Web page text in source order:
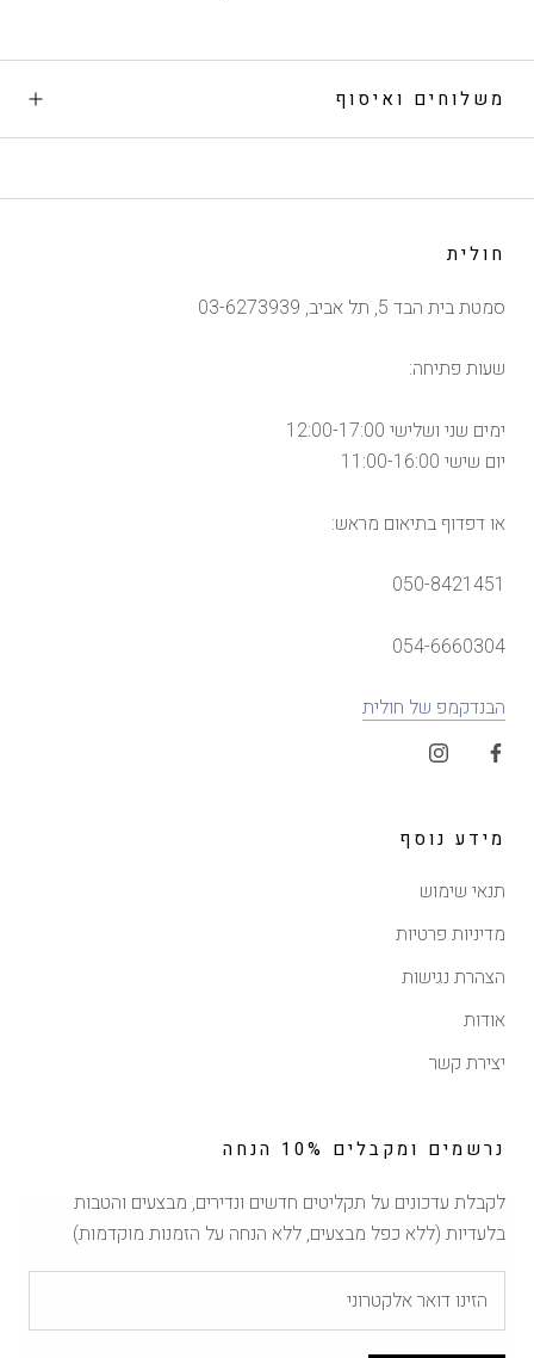
הנחה של 10% ברכישה
ראשונה
הירשמו לרשימת התפוצה וקבלו 10% הנחה לרכישה
משלוחים ואיסוף
חולית
סמטת בית הבד 5, תל אביב, 03-6273939
שעות פתיחה:
ימים שני ושלישי 12:00-17:00
יום שישי 11:00-16:00
או דפדוף בתיאום מראש:
050-8421451
054-6660304
הבנדקמפ של חולית
מידע נוסף
תנאי שימוש
מדיניות פרטיות
הצהרת נגישות
אודות
יצירת קשר
נרשמים ומקבלים 10% הנחה
לקבלת עדכונים על תקליטים חדשים ונדירים, מבצעים והטבות
בלעדיות (ללא כפל מבצעים, ללא הנחה על הזמנות מוקדמות)